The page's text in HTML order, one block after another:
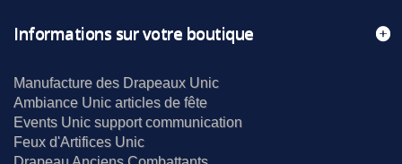
Informations sur votre boutique
Manufacture des Drapeaux Unic
Ambiance Unic articles de fête
Events Unic support communication
Feux d'Artifices Unic